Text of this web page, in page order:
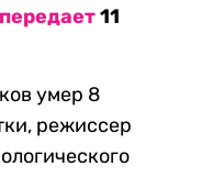
передает11
умер 8
режиссер